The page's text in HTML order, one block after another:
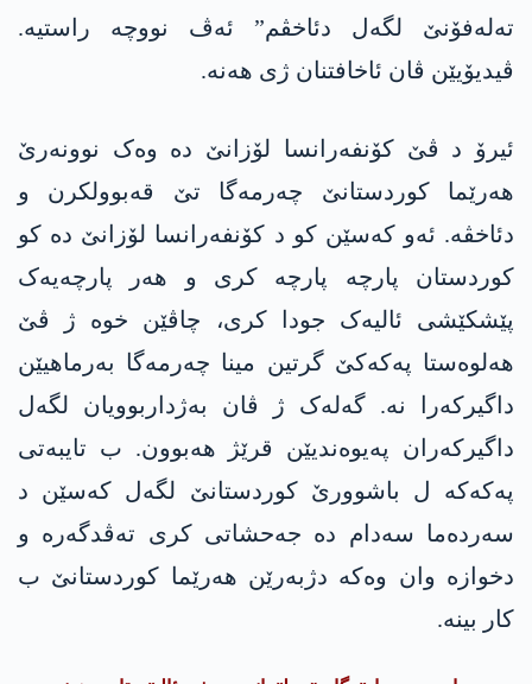
تەلەفۆنێ لگەل دئاخڤم” ئەڤ نووچە راستیە.
ڤیدیۆیێن ڤان ئاخافتنان ژی ھەنە.
ئیرۆ د ڤێ کۆنفەرانسا لۆزانێ دە وەک نوونەرێ
ھەرێما کوردستانێ چەرمەگا تێ قەبوولکرن و
دئاخڤە. ئەو کەسێن کو د کۆنفەرانسا لۆزانێ دە کو
کوردستان پارچە پارچە کری و ھەر پارچەیەک
پێشکێشی ئالیەک جودا کری، چاڤێن خوە ژ ڤێ
ھەلوەستا پەکەکێ گرتین مینا چەرمەگا بەرماھیێن
داگیرکەرا نە. گەلەک ژ ڤان بەژداربوویان لگەل
داگیرکەران پەیوەندیێن قرێژ ھەبوون. ب تایبەتی
پەکەکە ل باشوورێ کوردستانێ لگەل کەسێن د
سەردەما سەدام دە جەحشاتی کری تەڤدگەرە و
دخوازە وان وەکە دژبەرێن ھەرێما کوردستانێ ب
کار بینە.